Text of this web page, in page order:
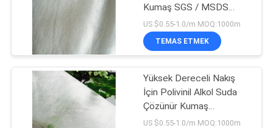
suda çözünen kirli
çamaşır çantaları
72
Kumaş SGS / MSDS
Onayı
US $0.55-1.0/m MOQ:1000m
TEMAS ETMEK
Yüksek Dereceli Nakış
İçin Polivinil Alkol Suda
Çözünür Kumaş
Dengeleyici
US $0.55-1.0/m MOQ:1000m